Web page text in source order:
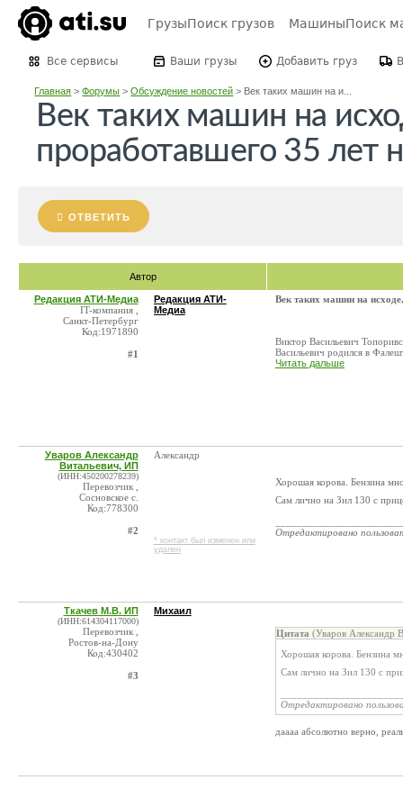
ГрузыПоиск грузов МашиныПоиск
Все сервисы Ваши грузы Добавить груз
Главная >Форумы >Обсуждение новостей > Век таких машин на и...
Век таких машин на
проработавшего 35
ОТВЕТИТЬ
Автор
Редакция АТИ-Медиа
IT-компания ,
Санкт-Петербург
Код:1971890
#1
Редакция АТИ-
Медиа
Век таких машин на
Виктор Васильевич
Васильевич родился в
Читать дальше
Уваров Александр
Витальевич, ИП
(ИНН:450200278239)
Перевозчик ,
Сосновское с.
Код:778300
#2
Александр
* контакт был изменен или
удален
Хорошая корова. Бензина
Сам лично на Зил 130 с
Отредактировано
Ткачев М.В. ИП
(ИНН:614304117000)
Перевозчик ,
Ростов-на-Дону
Код:430402
#3
Михаил
Цитата (Уваров Александр
Хорошая корова. Бензина
Сам лично на Зил 130 с
Отредактировано
даааа абсолютно верно,